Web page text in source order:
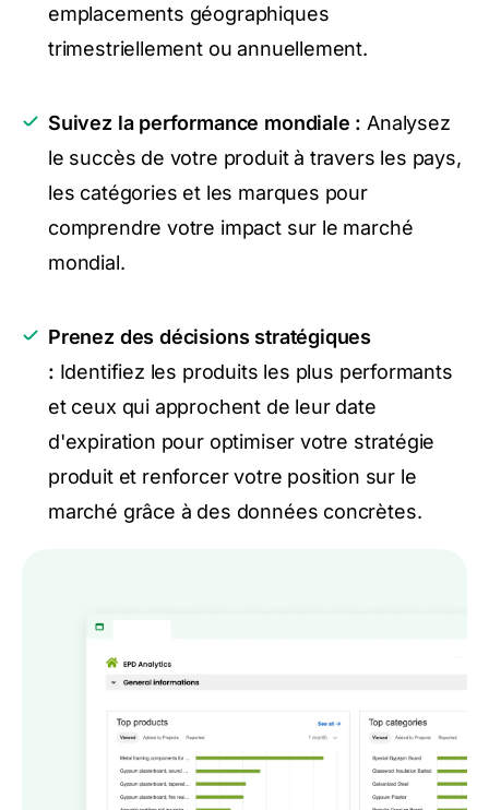
emplacements géographiques
trimestriellement ou annuellement.
Suivez la performance mondiale : Analysez
le succès de votre produit à travers les pays,
les catégories et les marques pour
comprendre votre impact sur le marché
mondial.
Prenez des décisions stratégiques
: Identifiez les produits les plus performants
et ceux qui approchent de leur date
d'expiration pour optimiser votre stratégie
produit et renforcer votre position sur le
marché grâce à des données concrètes.